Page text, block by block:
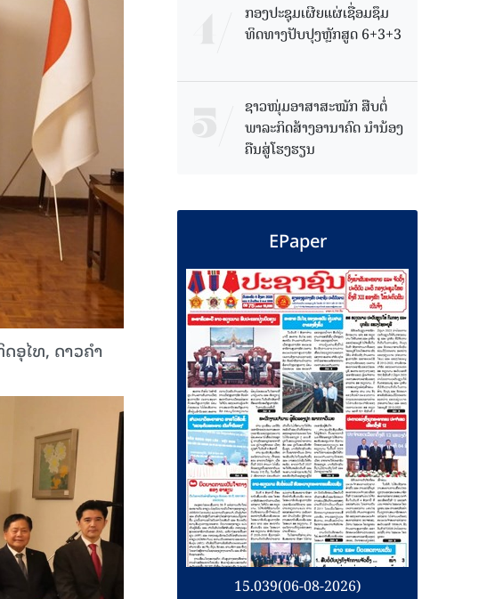
ອຸໄທ, ດາວຄຳ
ກອງປະຊຸມເຜີຍແຜ່ເຊື່ອມຊຶມ
ທິດທາງປັບປຸງຫຼັກສູດ 6+3+3
ຊາວໜຸ່ມອາສາສະໝັກ ສືບຕໍ່
ພາລະກິດສ້າງອານາຄົດ ນໍານ້ອງ
ຄືນສູ່ໂຮງຮຽນ
EPaper
08-2026) 15.039(06-08-2026)